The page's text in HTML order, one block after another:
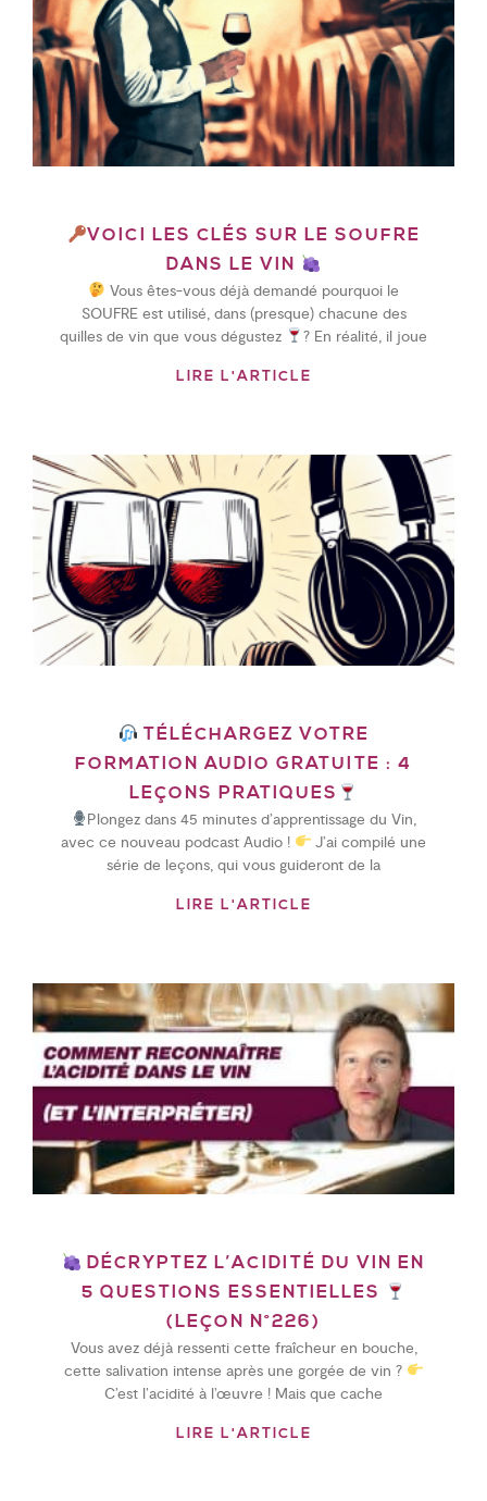
VOICI LES CLÉS SUR LE SOUFRE
DANS LE VIN
Vous êtes-vous déjà demandé pourquoi le
SOUFRE est utilisé, dans (presque) chacune des
quilles de vin que vous dégustez
? En réalité, il joue
LIRE L'ARTICLE
TÉLÉCHARGEZ VOTRE
FORMATION AUDIO GRATUITE : 4
LEÇONS PRATIQUES
Plongez dans 45 minutes d’apprentissage du Vin,
avec ce nouveau podcast Audio !
J’ai compilé une
série de leçons, qui vous guideront de la
LIRE L'ARTICLE
DÉCRYPTEZ L’ACIDITÉ DU VIN EN
5 QUESTIONS ESSENTIELLES
(LEÇON N°226)
Vous avez déjà ressenti cette fraîcheur en bouche,
cette salivation intense après une gorgée de vin ?
C’est l’acidité à l’œuvre ! Mais que cache
LIRE L'ARTICLE